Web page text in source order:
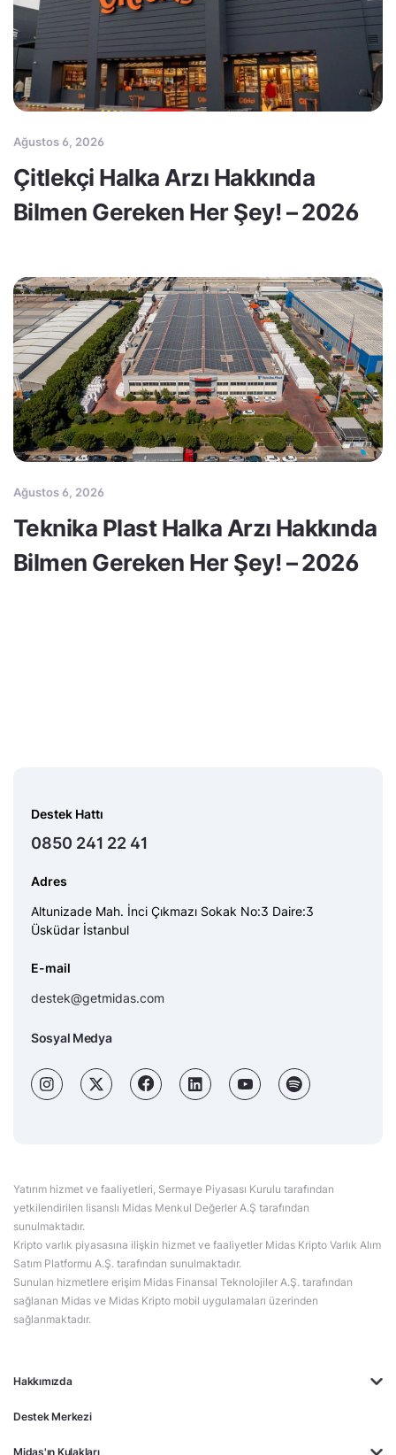
Ağustos 6, 2026
Çitlekçi Halka Arzı Hakkında
Bilmen Gereken Her Şey! – 2026
Ağustos 6, 2026
Teknika Plast Halka Arzı Hakkında
Bilmen Gereken Her Şey! – 2026
Hakkımızda
Destek Merkezi
Midas'ın Kulakları
Destek Hattı
0850 241 22 41
Adres
Altunizade Mah. İnci Çıkmazı Sokak No:3 Daire:3
Üsküdar İstanbul
E-mail
destek@getmidas.com
Sosyal Medya
Yatırım hizmet ve faaliyetleri, Sermaye Piyasası Kurulu tarafından
yetkilendirilen lisanslı Midas Menkul Değerler A.Ş tarafından
sunulmaktadır.
Kripto varlık piyasasına ilişkin hizmet ve faaliyetler Midas Kripto Varlık Alım
Satım Platformu A.Ş. tarafından sunulmaktadır.
Sunulan hizmetlere erişim Midas Finansal Teknolojiler A.Ş. tarafından
sağlanan Midas ve Midas Kripto mobil uygulamaları üzerinden
sağlanmaktadır.